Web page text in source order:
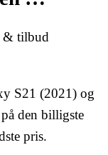
& tilbud
S21 (2021) og
den billigste
pris.